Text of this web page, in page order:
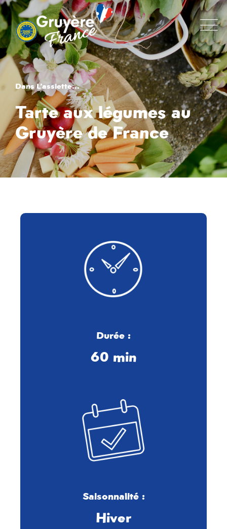
Dans L’assiette...
Tarte aux légumes au
Gruyère de France
Durée :
60 min
Saisonnalité :
Hiver